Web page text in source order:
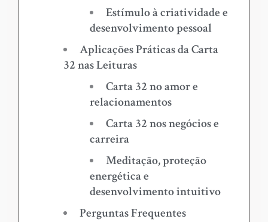
Estímulo à criatividade e
desenvolvimento pessoal
Aplicações Práticas da Carta
32 nas Leituras
Carta 32 no amor e
relacionamentos
Carta 32 nos negócios e
carreira
Meditação, proteção
energética e
desenvolvimento intuitivo
Perguntas Frequentes